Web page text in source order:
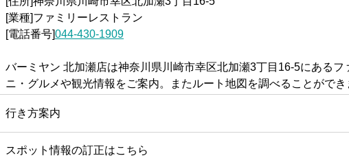
[業種]ファミリーレストラン
[電話番号]044-430-1909
バーミヤン 北加瀬店は神奈川県川崎市幸区北加瀬3丁目16-5にある
ニ・グルメや観光情報をご案内。またルート地図を調べることができ
行き方案内
スポット情報の訂正はこちら